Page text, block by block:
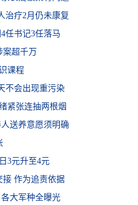
治疗2月仍未康复
任书记3任落马
案超千万
课程
不会出现重污染
紧张连抽两根烟
送养意愿须明确
3元升至4元
接 作为追责依据
大军种全曝光